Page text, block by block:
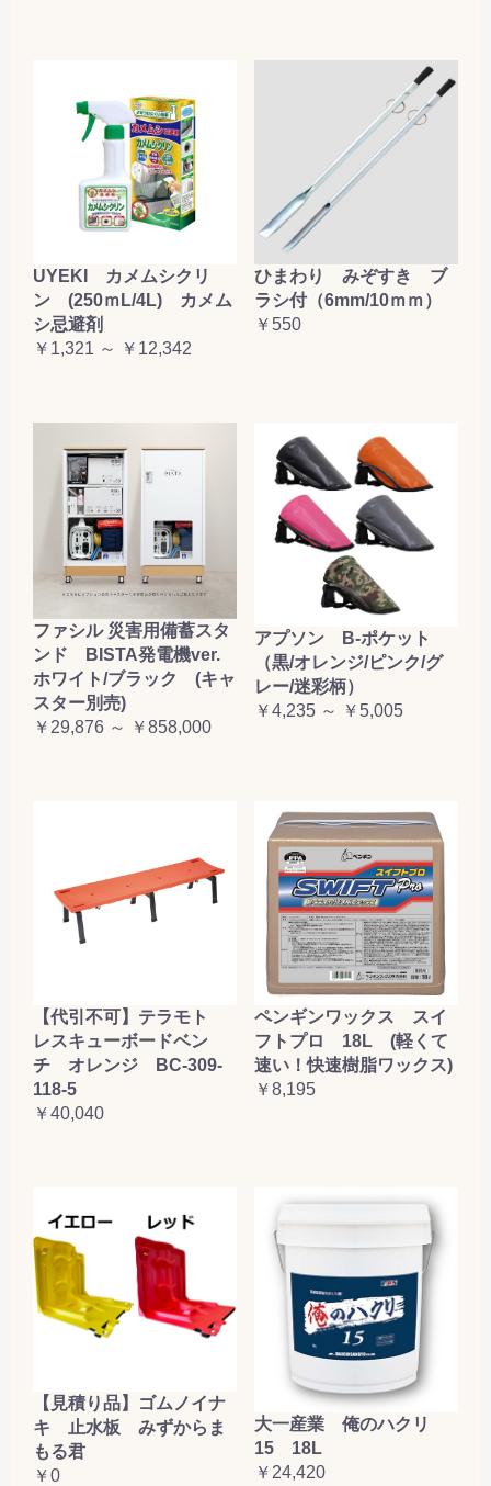
UYEKI カメムシクリ
ン (250ｍL/4L) カメム
シ忌避剤
￥1,321 ～ ￥12,342
ひまわり みぞすき ブ
ラシ付（6mm/10ｍｍ）
￥550
ファシル 災害用備蓄スタ
ンド BISTA発電機ver.
ホワイト/ブラック (キャ
スター別売)
￥29,876 ～ ￥858,000
アプソン B-ポケット
（黒/オレンジ/ピンク/グ
レー/迷彩柄）
￥4,235 ～ ￥5,005
【代引不可】テラモト
レスキューボードベン
チ オレンジ BC-309-
118-5
￥40,040
ペンギンワックス スイ
フトプロ 18L (軽くて
速い！快速樹脂ワックス)
￥8,195
【見積り品】ゴムノイナ
キ 止水板 みずからま
もる君
￥0
大一産業 俺のハクリ
15 18L
￥24,420